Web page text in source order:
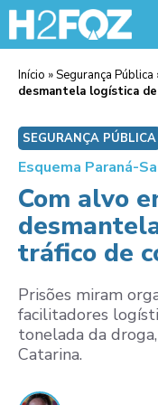
Início »Segurança Pública
desmantela logística
SEGURANÇA PÚBLICA
Esquema Paraná-
Com alvo
tráfico de
Prisões miram
facilitadores
tonelada da
Catarina.